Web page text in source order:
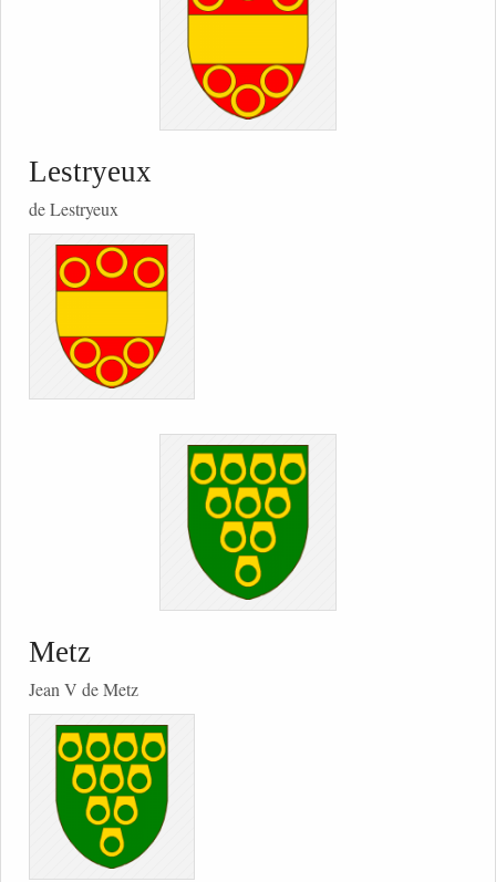
Lestryeux
de Lestryeux
Metz
Jean V de Metz